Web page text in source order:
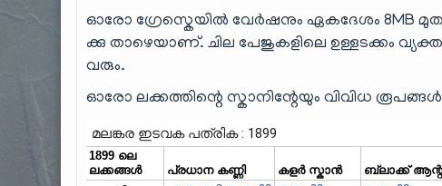
ഓരോ ഗ്രേസ്കെയിൽ വേർഷനും ഏകദേശം 8MB
ക്കു താഴെയാണ്. ചില പേജുകളിലെ ഉള്ളടക്കം
വരും.
ഓരോ ലക്കത്തിന്റെ സ്കാനിന്റേയും വിവിധ രൂപങ്ങൾ